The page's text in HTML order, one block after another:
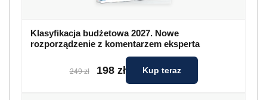
Klasyfikacja budżetowa 2027. Nowe
rozporządzenie z komentarzem eksperta
249 zł 198 zł Kup teraz